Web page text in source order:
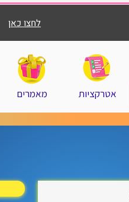
לחצו כאן
אטרקציות מאמרים